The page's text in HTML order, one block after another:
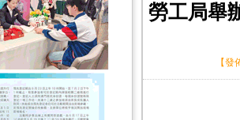
勞工局舉
【發